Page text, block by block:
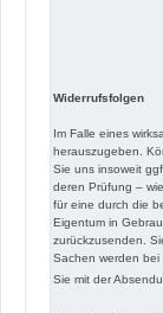
Widerrufsfolgen
Im Falle eines
herauszugeben.
Sie uns insoweit
deren Prüfung –
für eine durch die
Eigentum in
zurückzusenden.
Sachen werden
Sie mit der